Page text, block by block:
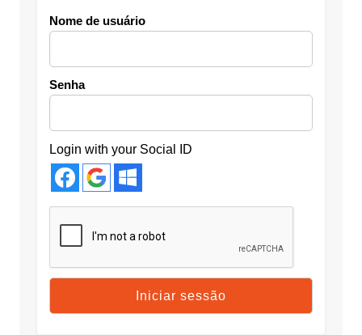
Nome de usuário
Senha
Login with your Social ID